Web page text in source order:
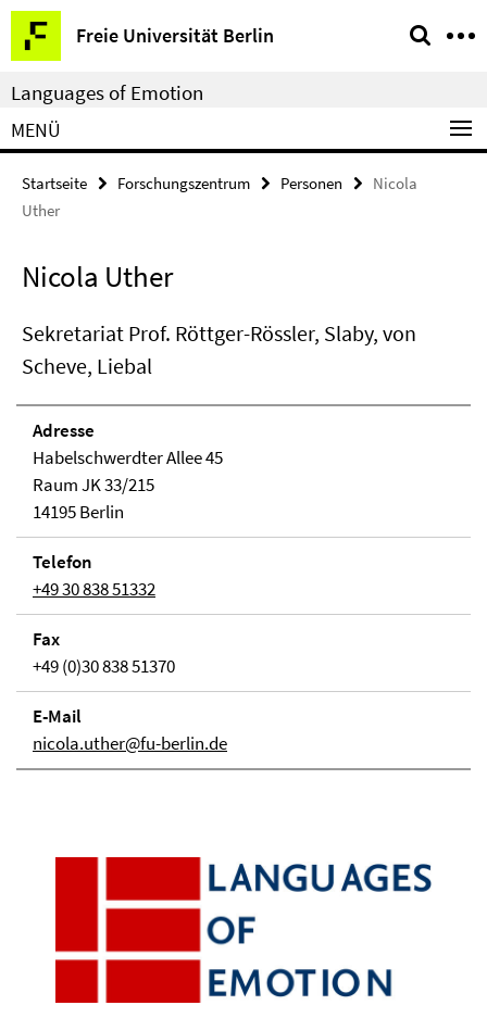
Springe
direkt
zu
Inhalt
Freie Universität Berlin
Service-
Navigation
Languages of Emotion
MENÜ
Startseite Forschungszentrum Personen
Nicola
Uther
Nicola Uther
Sekretariat Prof. Röttger-Rössler, Slaby, von
Scheve, Liebal
Adresse
Habelschwerdter Allee 45
Raum JK 33/215
14195 Berlin
Telefon
+49 30 838 51332
Fax
+49 (0)30 838 51370
E-Mail
nicola.uther@fu-berlin.de